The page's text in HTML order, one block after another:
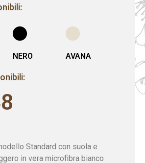
NERO AVANA
Standard con suola e
in vera microfibra bianco